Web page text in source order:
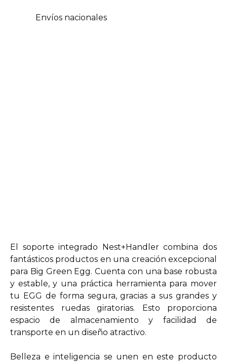
Envíos nacionales
El soporte integrado Nest+Handler combina dos
fantásticos productos en una creación excepcional
para Big Green Egg. Cuenta con una base robusta
y estable, y una práctica herramienta para mover
tu EGG de forma segura, gracias a sus grandes y
resistentes ruedas giratorias. Esto proporciona
espacio de almacenamiento y facilidad de
transporte en un diseño atractivo.
Belleza e inteligencia se unen en este producto